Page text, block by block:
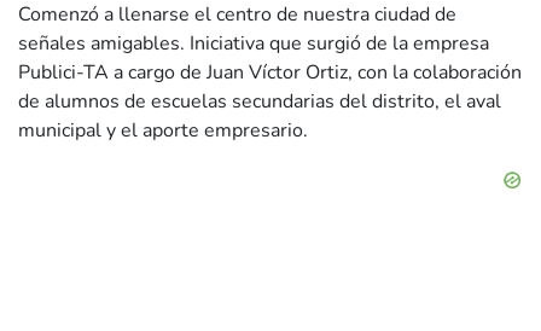
Comenzó a llenarse el centro de nuestra ciudad de
señales amigables. Iniciativa que surgió de la empresa
Publici-TA a cargo de Juan Víctor Ortiz, con la colaboración
de alumnos de escuelas secundarias del distrito, el aval
municipal y el aporte empresario.